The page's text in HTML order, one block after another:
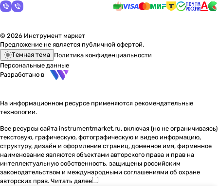
© 2026 Инструмент маркет
Предложение не является публичной офертой.
Темная тема Политика конфиденциальности
Персональные данные
Разработано в
На информационном ресурсе применяются рекомендательные
технологии.
Все ресурсы сайта instrumentmarket.ru, включая (но не ограничиваясь)
текстовую, графическую, фотографическую и видео информацию,
структуру, дизайн и оформление страниц, доменное имя, фирменное
наименование являются объектами авторского права и прав на
интеллектуальную собственность, защищены российским
законодательством и международными соглашениями об охране
авторских прав. Читать далее